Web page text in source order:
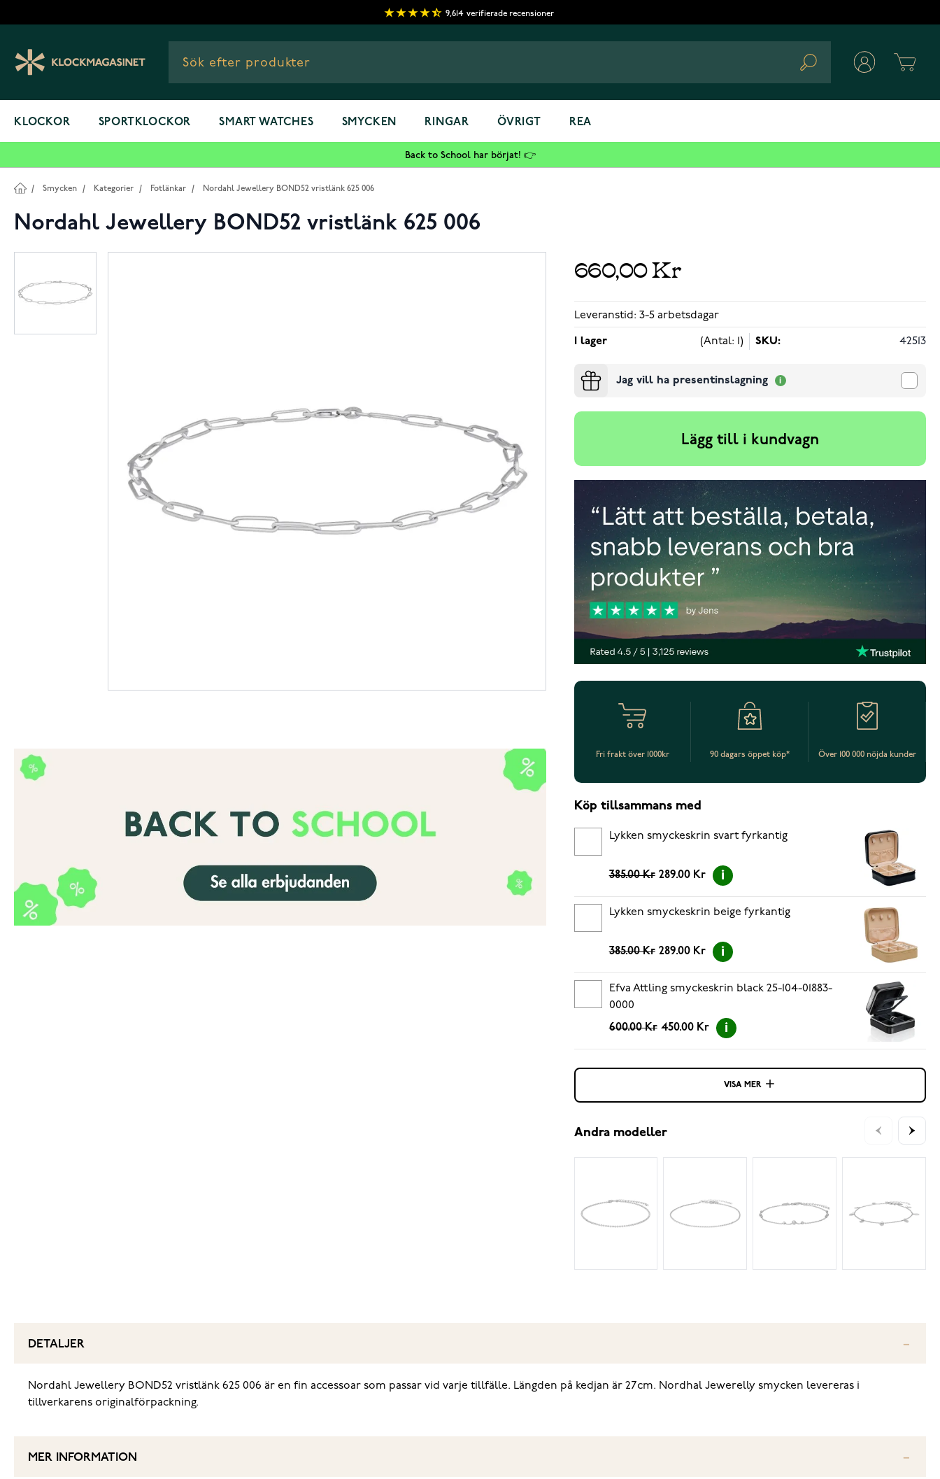
9,614 verifierade recensioner
Search
KLOCKOR SPORTKLOCKOR SMART WATCHES SMYCKEN RINGAR ÖVRIGT REA
Back to School har börjat! 👉
/ Smycken / Kategorier / Fotlänkar / Nordahl Jewellery BOND52 vristlänk 625 006
Nordahl Jewellery BOND52 vristlänk 625 006
660,00 Kr
Leveranstid: 3-5 arbetsdagar
I lager (Antal: 1) SKU: 42513
Jag vill ha presentinslagning
Lägg till i kundvagn
Fri frakt över 1000kr 90 dagars öppet köp* Över 100 000 nöjda kunder
Köp tillsammans med
Lykken smyckeskrin svart fyrkantig
385.00 Kr 289.00 Kr
Lykken smyckeskrin beige fyrkantig
385.00 Kr 289.00 Kr
Efva Attling smyckeskrin black 25-104-01883-
0000
600.00 Kr 450.00 Kr
VISA MER
Andra modeller
DETALJER
Nordahl Jewellery BOND52 vristlänk 625 006‌ är en fin accessoar som passar vid varje tillfälle. Längden på kedjan är 27cm. Nordhal Jewerelly smycken levereras i
tillverkarens originalförpackning.
MER INFORMATION